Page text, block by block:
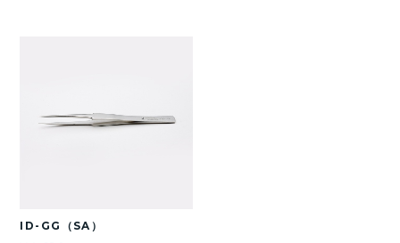
ID-GG（SA）